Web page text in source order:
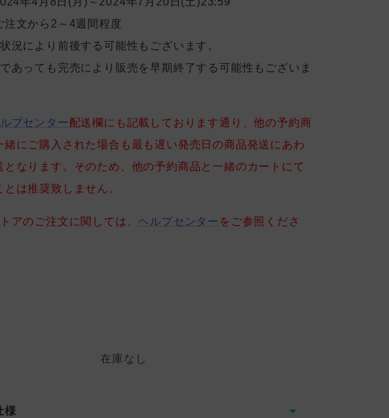
注文から2～4週間程度
況により前後する可能性もございます。
あっても完売により販売を早期終了する可能性もございま
プセンター配送欄にも記載しております通り、他の予約商
緒にご購入された場合も最も遅い発売日の商品発送にあわ
となります。そのため、他の予約商品と一緒のカートにて
とは推奨致しません。
アのご注文に関しては、ヘルプセンター をご参照くださ
在庫なし
様